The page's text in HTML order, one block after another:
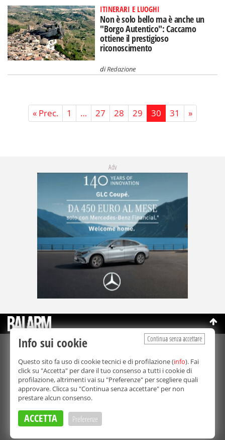
ITINERARI E LUOGHI
Non è solo bello ma è anche un
"Borgo Autentico": Caccamo
ottiene il prestigioso
riconoscimento
diRedazione
« Prec. 1 … 27 28 29 30 31 »
Adv
Bmedia Srl- P.IVA 07064240828
La riproduzione totale o parziale di tutti i contenuti, in qualunque
forma, su qualsiasi supporto è proibita.
Balarm.it è una testata giornalistica registrata. Autorizzazione del
Tribunale di Palermo n° 32 del 21/10/2003
Direttore responsabile:
Continua senza accettare
Info sui cookie
Questo sito fa uso di cookie tecnici e di profilazione (info). Fai
click su "Accetta" per dare il tuo consenso a tutti i cookie di
profilazione, altrimenti vai su "Preferenze" per scegliere quali
approvare. Clicca su "Continua senza accettare" per non
prestare alcun consenso.
ACCETTA Preferenze